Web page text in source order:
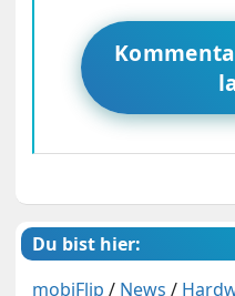
Du bist hier:
mobiFlip / News /